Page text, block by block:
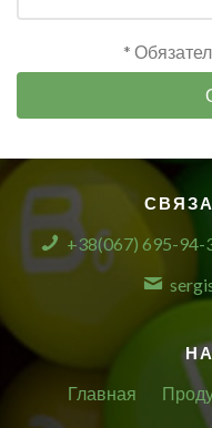
*
+38(067) 695-94-
Главная